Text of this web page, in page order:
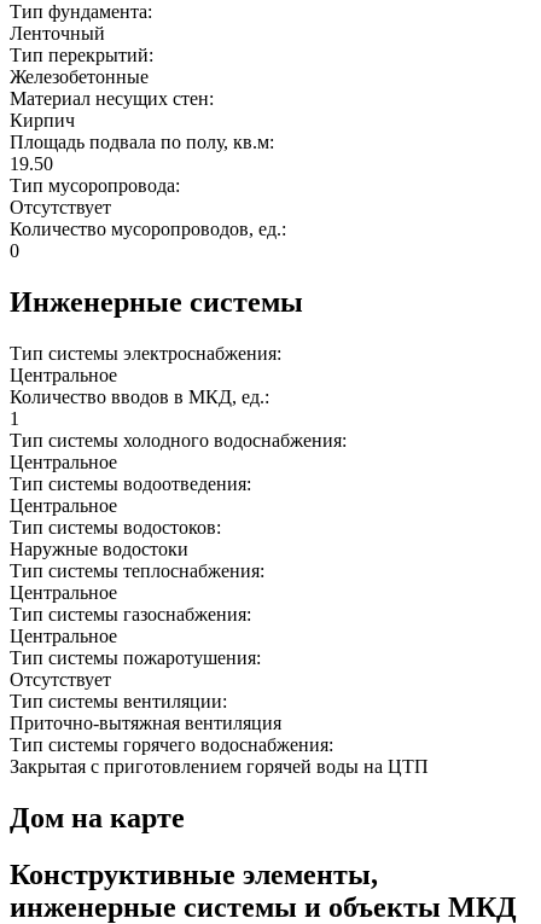
Тип фундамента:
Ленточный
Тип перекрытий:
Железобетонные
Материал несущих стен:
Кирпич
Площадь подвала по полу, кв.м:
19.50
Тип мусоропровода:
Отсутствует
Количество мусоропроводов, ед.:
0
Инженерные системы
Тип системы электроснабжения:
Центральное
Количество вводов в МКД, ед.:
1
Тип системы холодного водоснабжения:
Центральное
Тип системы водоотведения:
Центральное
Тип системы водостоков:
Наружные водостоки
Тип системы теплоснабжения:
Центральное
Тип системы газоснабжения:
Центральное
Тип системы пожаротушения:
Отсутствует
Тип системы вентиляции:
Приточно-вытяжная вентиляция
Тип системы горячего водоснабжения:
Закрытая с приготовлением горячей воды на ЦТП
Дом на карте
Конструктивные элементы,
инженерные системы и объекты МКД